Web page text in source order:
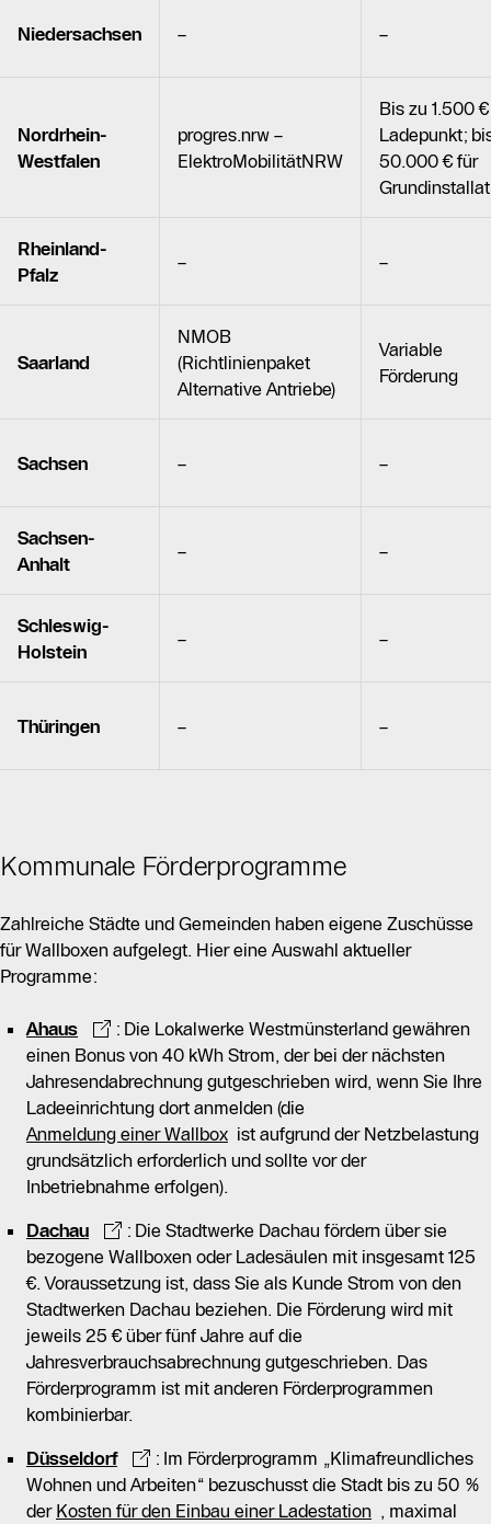
Niedersachsen – –
Nordrhein-
Westfalen
progres.nrw –
ElektroMobilitätNRW
Bis zu 1.500
Ladepunkt;
50.000 € für
Rheinland-
Pfalz
– –
Saarland
NMOB
(Richtlinienpaket
Alternative Antriebe)
Variable
Förderung
Sachsen – –
Sachsen-
Anhalt
– –
Schleswig-
Holstein
– –
Thüringen – –
Kommunale Förderprogramme
Zahlreiche Städte und Gemeinden haben eigene Zuschüsse
für Wallboxen aufgelegt. Hier eine Auswahl aktueller
Programme:
Ahaus
: Die Lokalwerke Westmünsterland gewähren
einen Bonus von 40 kWh Strom, der bei der nächsten
Jahresendabrechnung gutgeschrieben wird, wenn Sie Ihre
Ladeeinrichtung dort anmelden (die
Anmeldung einer Wallbox ist aufgrund der Netzbelastung
grundsätzlich erforderlich und sollte vor der
Inbetriebnahme erfolgen).
Dachau
: Die Stadtwerke Dachau fördern über sie
bezogene Wallboxen oder Ladesäulen mit insgesamt 125
€. Voraussetzung ist, dass Sie als Kunde Strom von den
Stadtwerken Dachau beziehen. Die Förderung wird mit
jeweils 25 € über fünf Jahre auf die
Jahresverbrauchsabrechnung gutgeschrieben. Das
Förderprogramm ist mit anderen Förderprogrammen
kombinierbar.
Düsseldorf
: Im Förderprogramm „Klimafreundliches
Wohnen und Arbeiten“ bezuschusst die Stadt bis zu 50 %
der Kosten für den Einbau einer Ladestation , maximal